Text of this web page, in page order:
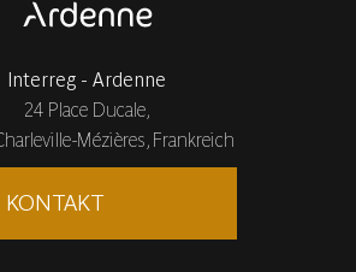
Interreg - Ardenne
24 Place Ducale,
Mézières, Frankreich
KONTAKT